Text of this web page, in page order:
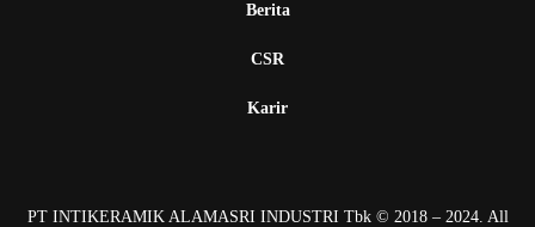
Berita
CSR
Karir
PT INTIKERAMIK ALAMASRI INDUSTRI Tbk © 2018 – 2024. All